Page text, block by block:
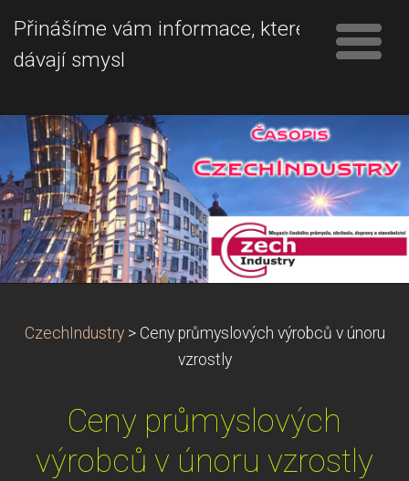
Přinášíme vám informace, které
dávají smysl
CzechIndustry > Ceny průmyslových výrobců v únoru
vzrostly
Ceny průmyslových
výrobců v únoru vzrostly